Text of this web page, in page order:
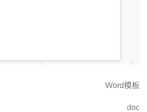
Word模板
doc